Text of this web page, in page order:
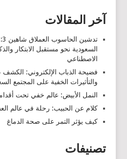
آخر المقالات
السعودية نحو مستقبل الابتكار
الاصطناعي
فضيحة الذباب الإلكتروني:
والتأثيرات الخفية على المجتمع
النمل الأبيض: عالم خفي تحت
كلام عن الحبيب: رحلة في عالم
كيف يؤثر التمر على صحة الدماغ
تصنيفات